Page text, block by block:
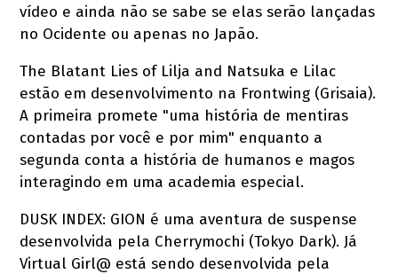
vídeo e ainda não se sabe se elas serão lançadas
no Ocidente ou apenas no Japão.
The Blatant Lies of Lilja and Natsuka e Lilac
estão em desenvolvimento na Frontwing (Grisaia).
A primeira promete "uma história de mentiras
contadas por você e por mim" enquanto a
segunda conta a história de humanos e magos
interagindo em uma academia especial.
DUSK INDEX: GION é uma aventura de suspense
desenvolvida pela Cherrymochi (Tokyo Dark). Já
Virtual Girl@ está sendo desenvolvida pela